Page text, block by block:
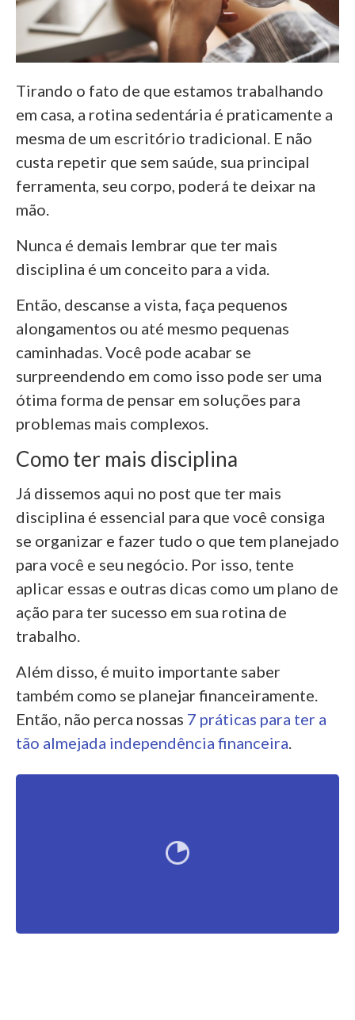
Tirando o fato de que estamos trabalhando
em casa, a rotina sedentária é praticamente a
mesma de um escritório tradicional. E não
custa repetir que sem saúde, sua principal
ferramenta, seu corpo, poderá te deixar na
mão.
Nunca é demais lembrar que ter mais
disciplina é um conceito para a vida.
Então, descanse a vista, faça pequenos
alongamentos ou até mesmo pequenas
caminhadas. Você pode acabar se
surpreendendo em como isso pode ser uma
ótima forma de pensar em soluções para
problemas mais complexos.
Como ter mais disciplina
Já dissemos aqui no post que ter mais
disciplina é essencial para que você consiga
se organizar e fazer tudo o que tem planejado
para você e seu negócio. Por isso, tente
aplicar essas e outras dicas como um plano de
ação para ter sucesso em sua rotina de
trabalho.
Além disso, é muito importante saber
também como se planejar financeiramente.
Então, não perca nossas 7 práticas para ter a
tão almejada independência financeira